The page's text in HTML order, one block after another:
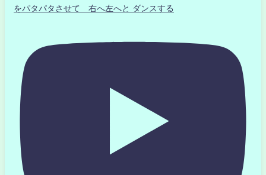
をパタパタさせて 右へ左へと ダンスする